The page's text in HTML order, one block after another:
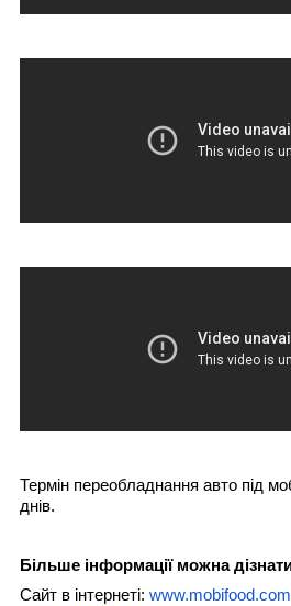
Термін переобладнання авто під
днів.
Більше інформації можна
Сайт в інтернеті: